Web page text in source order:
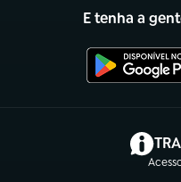
E tenha a